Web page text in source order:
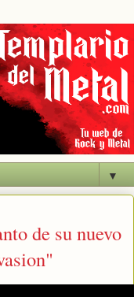
▼
de su nuevo